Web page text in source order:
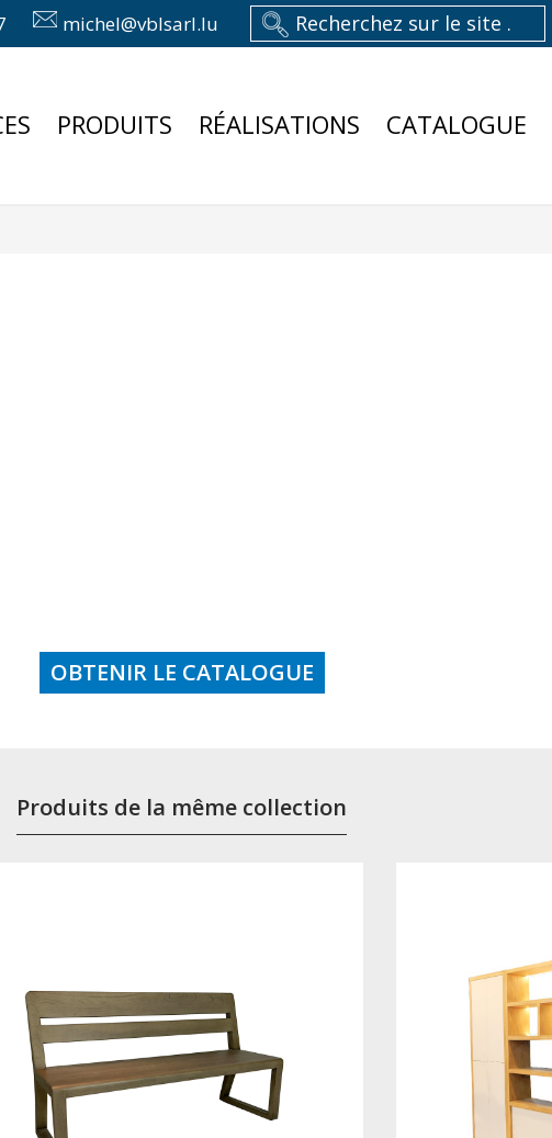
michel@vblsarl.lu
PRODUITS RÉALISATIONS CATALOGUE
OBTENIR LE CATALOGUE
Produits de la même collection